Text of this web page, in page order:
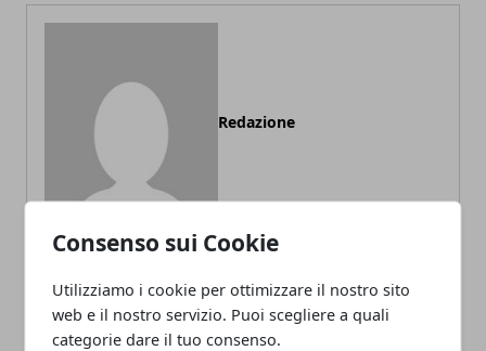
Consenso sui Cookie
Utilizziamo i cookie per ottimizzare il nostro sito
web e il nostro servizio. Puoi scegliere a quali
categorie dare il tuo consenso.
Redazione
ARTICOLI CORRELATI